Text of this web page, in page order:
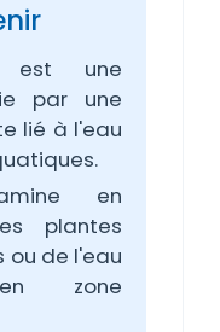
est une
par une
lié à l'eau
en
plantes
ou de l'eau
zone